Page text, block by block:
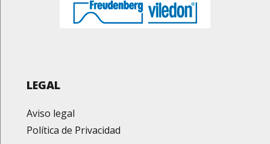
LEGAL
Aviso legal
Política de Privacidad